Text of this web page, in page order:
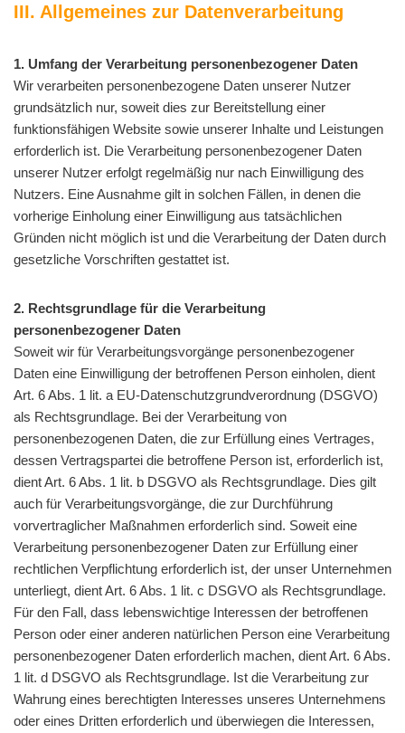
III. Allgemeines zur Datenverarbeitung
1. Umfang der Verarbeitung personenbezogener Daten
Wir verarbeiten personenbezogene Daten unserer Nutzer
grundsätzlich nur, soweit dies zur Bereitstellung einer
funktionsfähigen Website sowie unserer Inhalte und Leistungen
erforderlich ist. Die Verarbeitung personenbezogener Daten
unserer Nutzer erfolgt regelmäßig nur nach Einwilligung des
Nutzers. Eine Ausnahme gilt in solchen Fällen, in denen die
vorherige Einholung einer Einwilligung aus tatsächlichen
Gründen nicht möglich ist und die Verarbeitung der Daten durch
gesetzliche Vorschriften gestattet ist.
2. Rechtsgrundlage für die Verarbeitung
personenbezogener Daten
Soweit wir für Verarbeitungsvorgänge personenbezogener
Daten eine Einwilligung der betroffenen Person einholen, dient
Art. 6 Abs. 1 lit. a EU-Datenschutzgrundverordnung (DSGVO)
als Rechtsgrundlage. Bei der Verarbeitung von
personenbezogenen Daten, die zur Erfüllung eines Vertrages,
dessen Vertragspartei die betroffene Person ist, erforderlich ist,
dient Art. 6 Abs. 1 lit. b DSGVO als Rechtsgrundlage. Dies gilt
auch für Verarbeitungsvorgänge, die zur Durchführung
vorvertraglicher Maßnahmen erforderlich sind. Soweit eine
Verarbeitung personenbezogener Daten zur Erfüllung einer
rechtlichen Verpflichtung erforderlich ist, der unser Unternehmen
unterliegt, dient Art. 6 Abs. 1 lit. c DSGVO als Rechtsgrundlage.
Für den Fall, dass lebenswichtige Interessen der betroffenen
Person oder einer anderen natürlichen Person eine Verarbeitung
personenbezogener Daten erforderlich machen, dient Art. 6 Abs.
1 lit. d DSGVO als Rechtsgrundlage. Ist die Verarbeitung zur
Wahrung eines berechtigten Interesses unseres Unternehmens
oder eines Dritten erforderlich und überwiegen die Interessen,